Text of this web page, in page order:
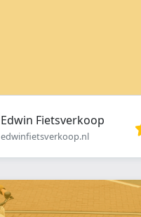
Edwin Fietsverkoop
edwinfietsverkoop.nl